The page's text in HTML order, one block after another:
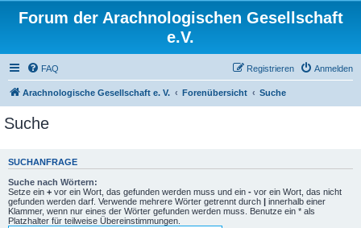
Forum der Arachnologischen Gesellschaft
e.V.
FAQ Anmelden
Registrieren
Arachnologische Gesellschaft e. V. Forenübersicht Suche
Suche
SUCHANFRAGE
Suche nach Wörtern:
Setze ein + vor ein Wort, das gefunden werden muss und ein - vor ein Wort, das nicht
gefunden werden darf. Verwende mehrere Wörter getrennt durch | innerhalb einer
Klammer, wenn nur eines der Wörter gefunden werden muss. Benutze ein * als
Platzhalter für teilweise Übereinstimmungen.